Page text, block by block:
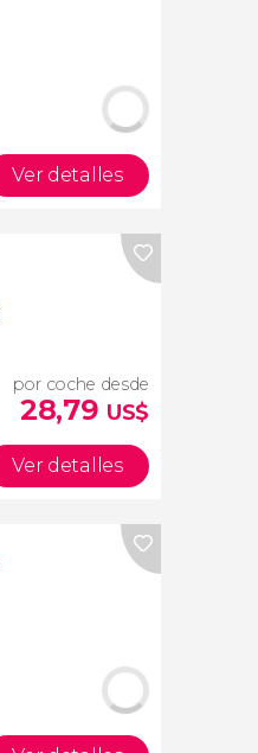
Ver detalles
por coche desde
28,79 US$
Ver detalles